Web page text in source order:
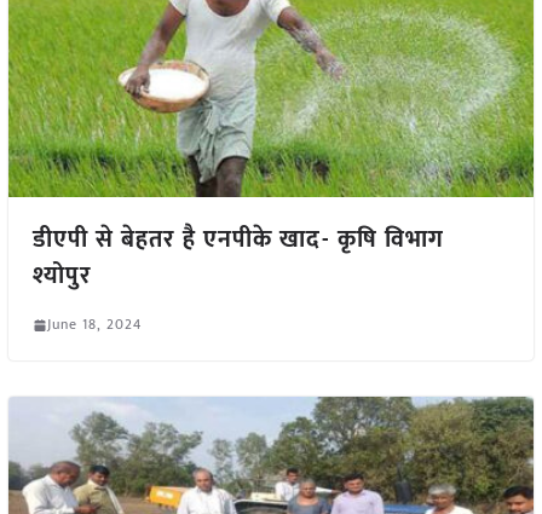
डीएपी से बेहतर है एनपीके खाद- कृषि विभाग
श्योपुर
June 18, 2024